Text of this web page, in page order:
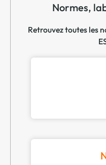
Normes,
Retrouvez toutes les